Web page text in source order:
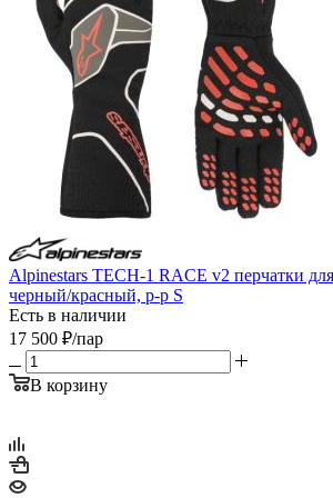
Alpinestars TECH-1 RACE v2 перчатки
черный/красный, р-р S
Есть в наличии
17 500 ₽/пар
В корзину